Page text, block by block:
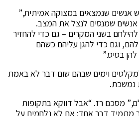
אנשים שנמצאים במצוקה אמיתית,”
אנשים שמנסים לנצל את המצב.
בשני המקרים – גם כדי להחזיר
וגם כדי להגן עליהם כשהם
בסיס.”
וימים שבהם שום דבר לא באמת
נמשכת.
מסכם רז. “אבל דווקא בתקופות
מתמיד דבר אחד: אם לא נלחמים על